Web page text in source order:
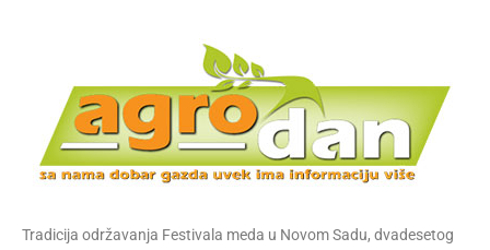
Tradicija održavanja Festivala meda u Novom Sadu, dvadesetog